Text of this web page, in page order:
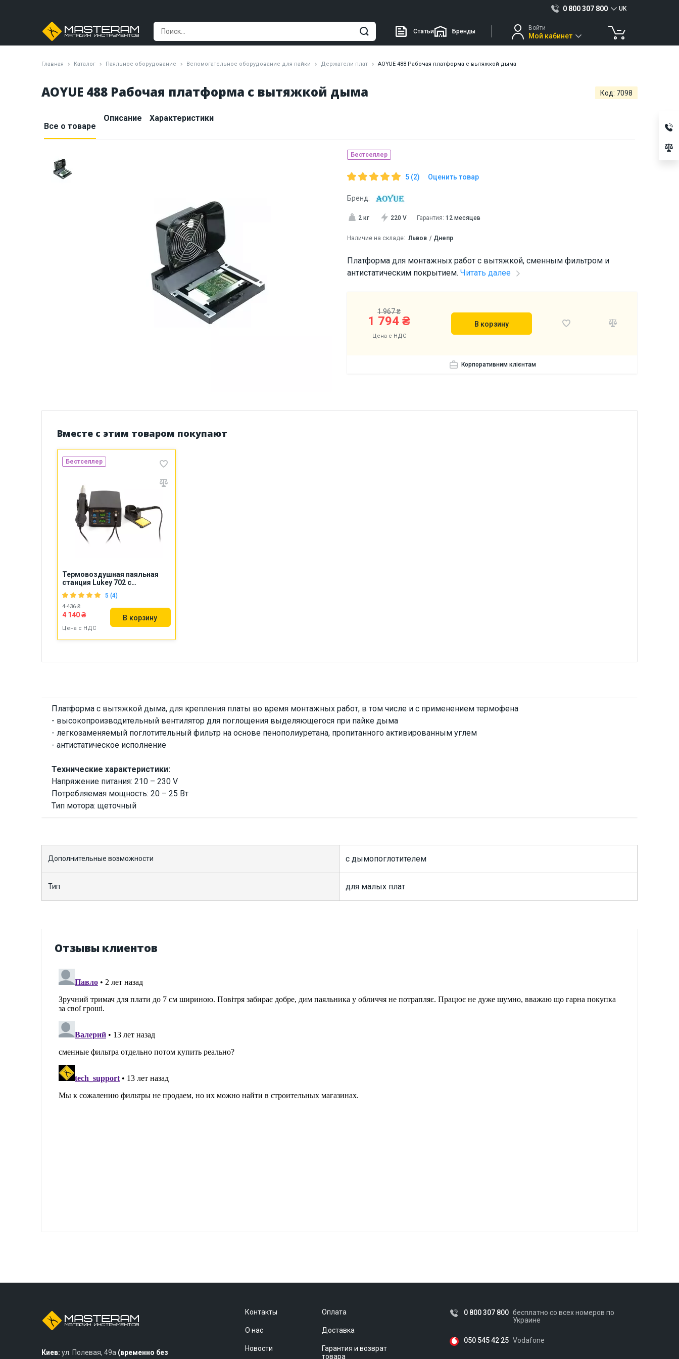
AOYUE 488 Рабочая платформа с вытяжкой дыма
Главная Каталог Паяльное оборудование Вспомогательное оборудование для пайки Держатели плат AOYUE 488 Рабочая платформа с вытяжкой дыма
Код: 7098
Все о товаре
Описание Характеристики
Бестселлер
5 (2) Оценить товар
Бренд:
2 кг 220 V
Наличие на складе: Львов Днепр
Гарантия: 12 месяцев
Платформа для монтажных работ с вытяжкой, сменным фильтром и
антистатическим покрытием. Читать далее
1 967 ₴
1 794 ₴
Цена с НДС
В корзину
Корпоративним клієнтам
Вместе с этим товаром покупают
Бестселлер
Термовоздушная паяльная
станция Lukey 702 с
паяльником
5 (4)
4 436 ₴
4 140 ₴
Цена с НДС
В корзину
9403
Платформа с вытяжкой дыма, для крепления платы во время монтажных работ, в том числе и с применением термофена
- высокопроизводительный вентилятор для поглощения выделяющегося при пайке дыма
- легкозаменяемый поглотительный фильтр на основе пенополиуретана, пропитанного активированным углем
- антистатическое исполнение
Технические характеристики:
Напряжение питания: 210 – 230 V
Потребляемая мощность: 20 – 25 Вт
Тип мотора: щеточный
Дополнительные возможности с дымопоглотителем
Тип для малых плат
Отзывы клиентов
0 800 307 800 UK
Статьи Бренды Войти
Мой кабинет
Киев: ул. Полевая, 49а (временно без
Контакты
О нас
Новости
Оплата
Доставка
Гарантия и возврат
товара
0 800 307 800 бесплатно со всех номеров по
Украине
050 545 42 25 Vodafone